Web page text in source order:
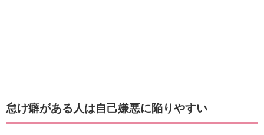
怠け癖がある人は自己嫌悪に陥りやすい